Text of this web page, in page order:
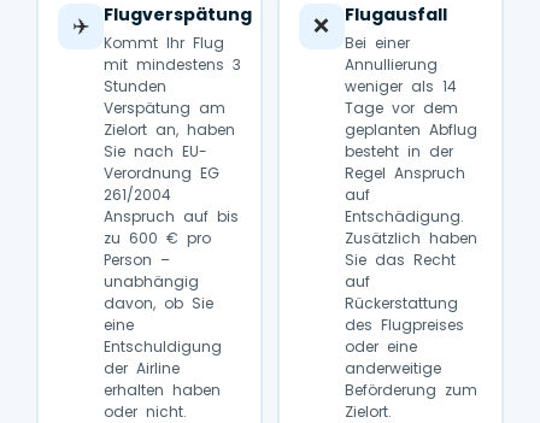
✈️ Flugverspätung
Kommt Ihr Flug
mit mindestens 3
Stunden
Verspätung am
Zielort an, haben
Sie nach EU-
Verordnung EG
261/2004
Anspruch auf bis
zu 600 € pro
Person –
unabhängig
davon, ob Sie
eine
Entschuldigung
der Airline
erhalten haben
oder nicht.
❌ Flugausfall
Bei einer
Annullierung
weniger als 14
Tage vor dem
geplanten Abflug
besteht in der
Regel Anspruch
auf
Entschädigung.
Zusätzlich haben
Sie das Recht
auf
Rückerstattung
des Flugpreises
oder eine
anderweitige
Beförderung zum
Zielort.